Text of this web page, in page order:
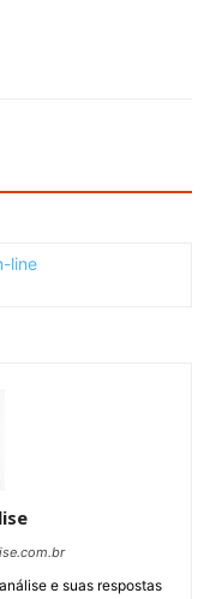
e suas respostas